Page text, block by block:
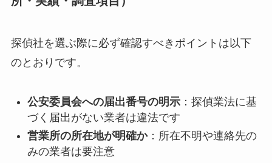
探偵社を選ぶ際に必ず確認すべきポイントは以下
のとおりです。
公安委員会への届出番号の明示：探偵業法に基
づく届出がない業者は違法です
営業所の所在地が明確か：所在不明や連絡先の
みの業者は要注意